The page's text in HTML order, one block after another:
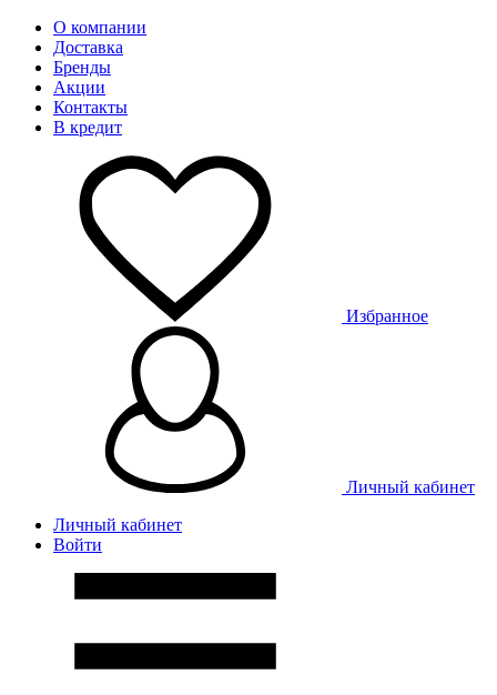
О компании
Доставка
Бренды
Акции
Контакты
В кредит
Избранное
Личный кабинет
Личный кабинет
Войти